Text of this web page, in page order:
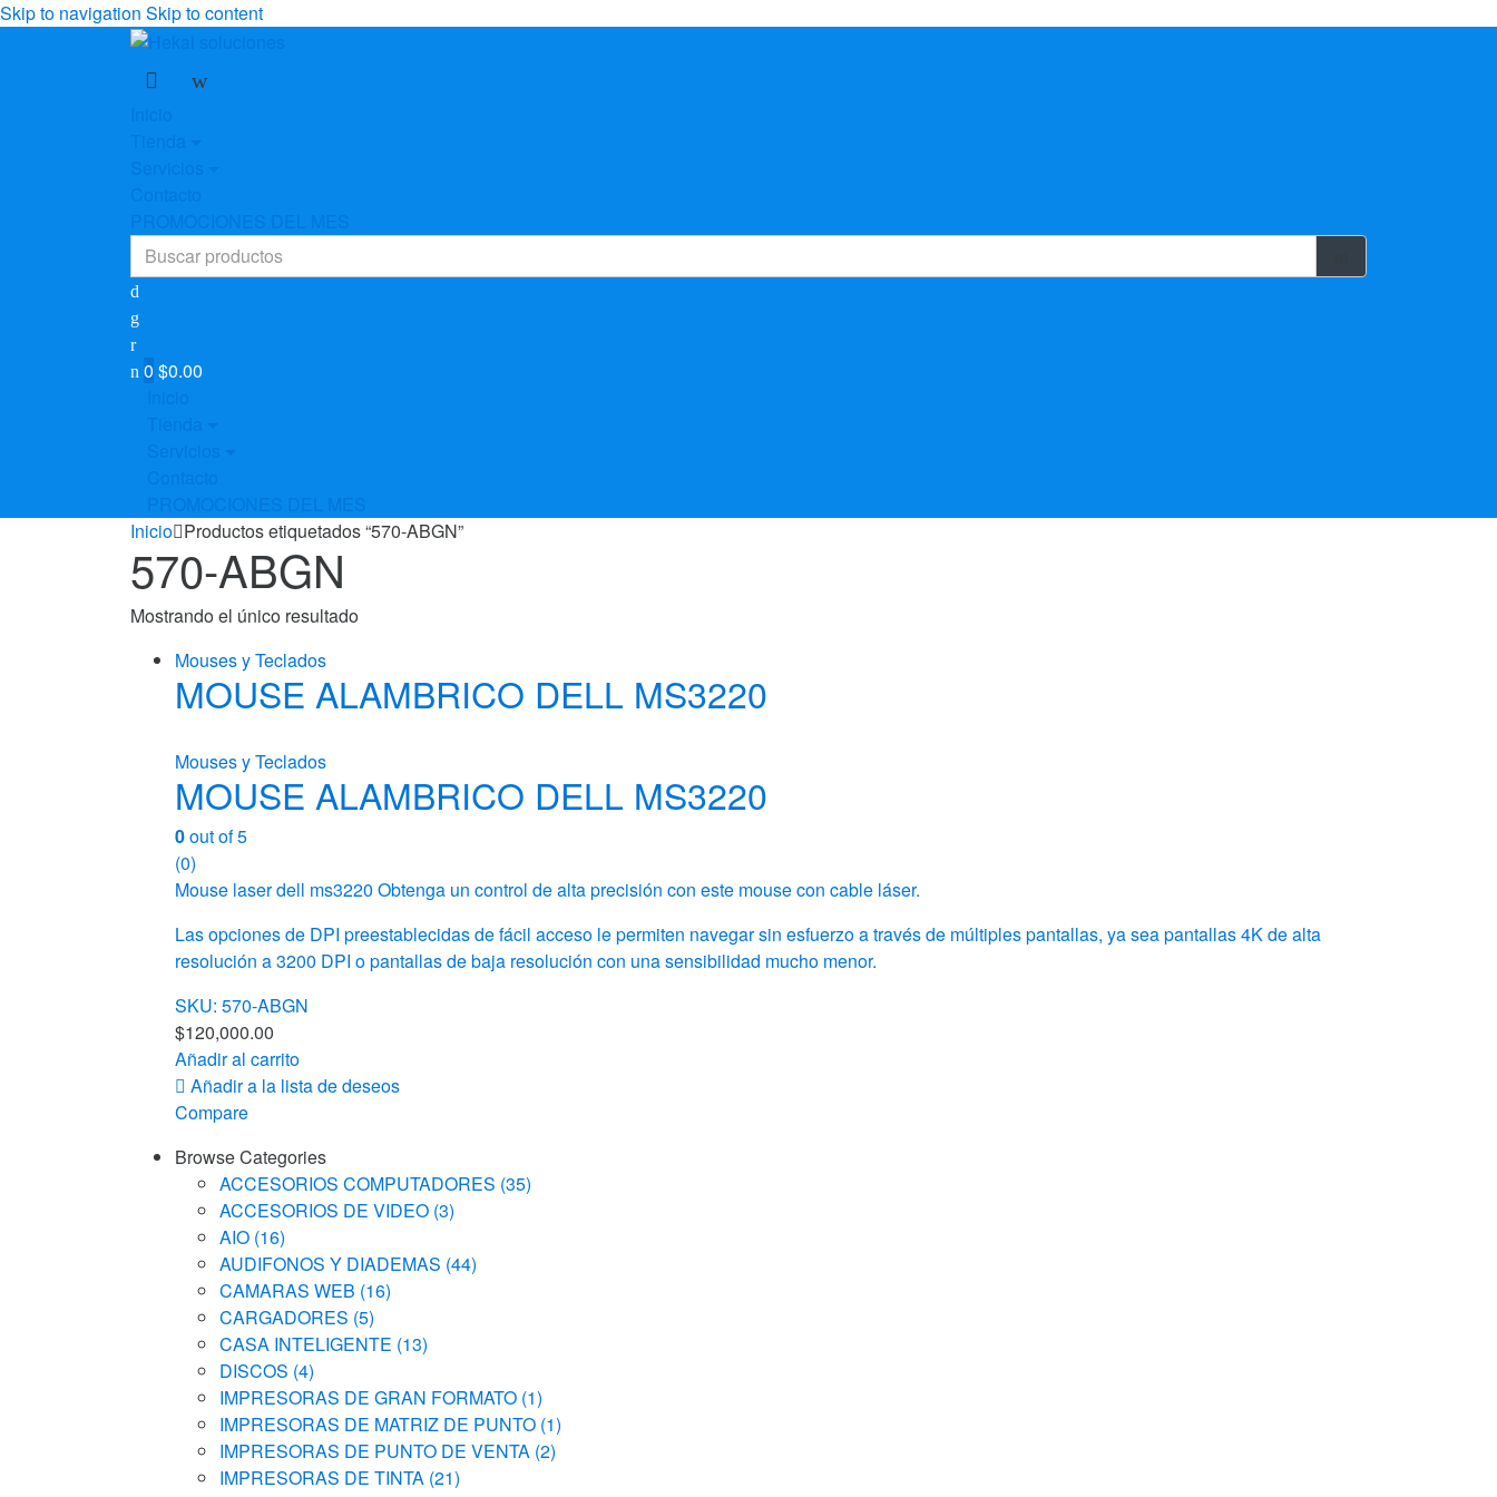
Skip to navigation Skip to content
Search
for:
0 $0.00
Inicio Productos etiquetados “570-ABGN”
570-ABGN
Mostrando el único resultado
Mouses y Teclados
MOUSE ALAMBRICO DELL MS3220
Mouses y Teclados
MOUSE ALAMBRICO DELL MS3220
0out of 5
(0)
Mouse laser dell ms3220 Obtenga un control de alta precisión con este mouse con cable láser.
Las opciones de DPI preestablecidas de fácil acceso le permiten navegar sin esfuerzo a través de múltiples pantallas, ya sea pantallas 4K de alta
resolución a 3200 DPI o pantallas de baja resolución con una sensibilidad mucho menor.
SKU: 570-ABGN
$120,000.00
Añadir al carrito
Añadir a la lista de deseos
Compare
Browse Categories
ACCESORIOS COMPUTADORES (35)
ACCESORIOS DE VIDEO (3)
AIO (16)
AUDIFONOS Y DIADEMAS (44)
CAMARAS WEB (16)
CARGADORES (5)
CASA INTELIGENTE (13)
DISCOS (4)
IMPRESORAS DE GRAN FORMATO (1)
IMPRESORAS DE MATRIZ DE PUNTO (1)
IMPRESORAS DE PUNTO DE VENTA (2)
IMPRESORAS DE TINTA (21)